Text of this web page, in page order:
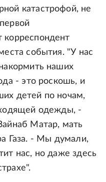
катастрофой, не
корреспондент
события. "У нас
наших
- это роскошь, и
детей по ночам,
одежды, -
Матар, мать
Газа. - Мы думали,
нас, но даже здесь